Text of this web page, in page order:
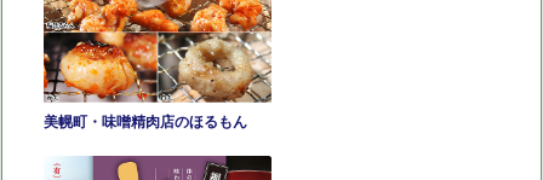
品
美幌町・味噌精肉店のほるもん